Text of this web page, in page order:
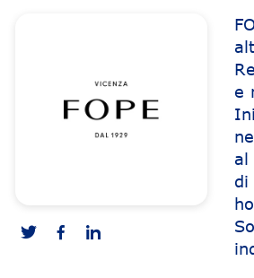
e
al
di